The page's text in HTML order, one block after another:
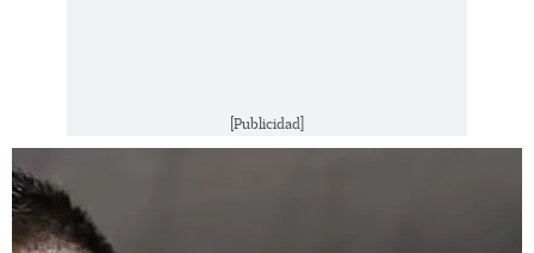
[Publicidad]